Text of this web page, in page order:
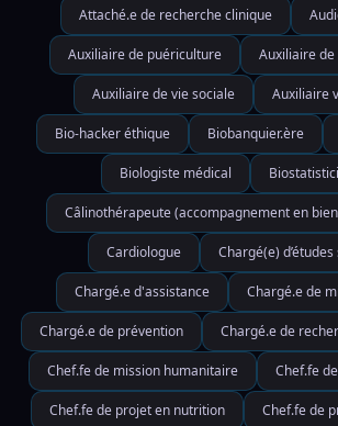
Attaché.e de recherche clinique
Auxiliaire de puériculture Auxiliaire
Auxiliaire de vie sociale Auxiliaire
Bio-hacker éthique Biobanquier.ère
Biologiste médical
Câlinothérapeute (accompagnement en
Cardiologue Chargé(e)
Chargé.e d'assistance Chargé.e de
Chargé.e de prévention Chargé.e de
Chef.fe de mission humanitaire Chef.fe
Chef.fe de projet en nutrition Chef.fe de